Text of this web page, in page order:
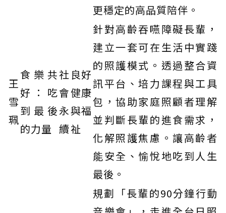
更穩定的高品質陪伴。
王
雪
珮
食樂共
好：吃
到最後
的力量
社
會
永
續
良好
健康
與福
祉
針對高齡吞嚥障礙長輩，
建立一套可在生活中實踐
的照護模式。透過整合資
訊平台、培力課程與工具
包，協助家庭照顧者理解
並判斷長輩的進食需求，
化解照護焦慮。讓高齡者
能安全、愉悅地吃到人生
最後。
規劃「長輩的90分鐘行動